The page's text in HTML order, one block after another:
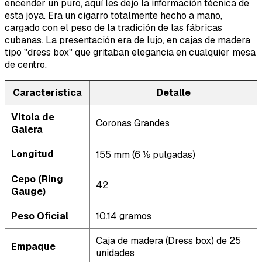
encender un puro, aquí les dejo la información técnica de
esta joya. Era un cigarro totalmente hecho a mano,
cargado con el peso de la tradición de las fábricas
cubanas. La presentación era de lujo, en cajas de madera
tipo "dress box" que gritaban elegancia en cualquier mesa
de centro.
Característica
Detalle
Vitola de
Galera
Coronas Grandes
Longitud
155 mm (6 ⅛ pulgadas)
Cepo (Ring
Gauge)
42
Peso Oficial 10.14 gramos
Empaque
Caja de madera (Dress box) de 25
unidades